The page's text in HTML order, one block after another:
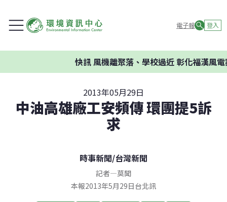
電子報 登入
快訊風機離聚落、學校過近 彰化福漢風電案
2013年05月29日
中油高雄廠工安頻傳 環團提5訴
求
時事新聞/台灣新聞
記者—莫聞
本報2013年5月29日台北訊